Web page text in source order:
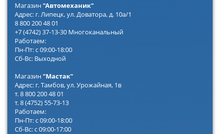
Магазин"Автомеханик"
Адрес: г. Липецк, ул. Доватора, д. 10а/1
8 800 200 48 01
+7 (4742) 37-13-30 Многоканальный
Работаем:
Пн-Пт: с 09:00-18:00
Сб-Вс: Выходной
Магазин"Мастак"
Адрес: г. Тамбов, ул. Урожайная, 1в
т. 8 800 200 48 01
т. 8 (4752) 55-73-13
Работаем:
Пн-Пт: с 09:00-18:00
Сб-Вс: с 09:00-17:00